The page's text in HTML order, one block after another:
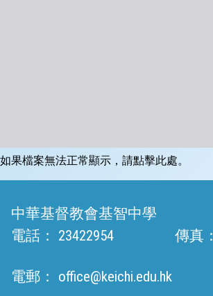
如果檔案無法正常顯示，請點擊此處。
中華基督教會基智中學
電話：
23422954 傳真：
電郵： office@keichi.edu.hk